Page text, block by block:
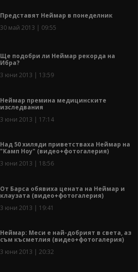
Представят Неймар в понеделник
30 май 2013 | 09:55
Ще подобри ли Неймар рекорда на
Ибра?
3 юни 2013 | 13:59
Неймар премина медицинските
изследвания
3 юни 2013 | 17:14
Над 50 хиляди приветстваха Неймар на
"Камп Ноу" (видео+фотогалерия)
3 юни 2013 | 18:56
От Барса обявиха цената на Неймар и
клаузата (видео+фотогалерия)
3 юни 2013 | 19:41
Неймар: Меси е най-добрият в света, аз
съм късметлия (видео+фотогалерия)
3 юни 2013 | 20:32